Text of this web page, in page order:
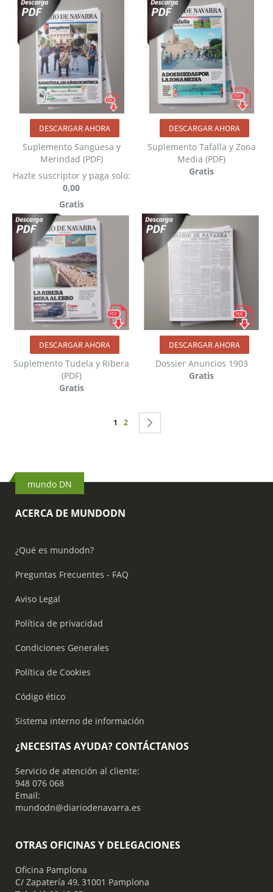
Suplemento Sangüesa y
Merindad (PDF)
Gratis
Hazte suscriptor y paga solo:
0,00
DESCARGAR AHORA
Suplemento Tafalla y Zona
Media (PDF)
Gratis
DESCARGAR AHORA
Suplemento Tudela y Ribera
(PDF)
Gratis
DESCARGAR AHORA
Dossier Anuncios 1903
Gratis
DESCARGAR AHORA
Página
Actualmente estás leyendo página
1 Página
2
mundo DN
ACERCA DE MUNDODN
¿Qué es mundodn?
Preguntas Frecuentes - FAQ
Aviso Legal
Política de privacidad
Condiciones Generales
Política de Cookies
Código ético
Sistema interno de información
¿NECESITAS AYUDA? CONTÁCTANOS
Servicio de atención al cliente:
948 076 068
Email:
mundodn@diariodenavarra.es
OTRAS OFICINAS Y DELEGACIONES
Oficina Pamplona
C/ Zapatería 49, 31001 Pamplona